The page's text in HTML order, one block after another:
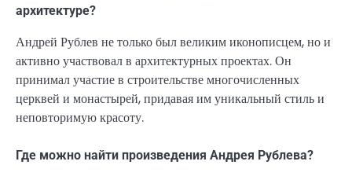
архитектуре?
Андрей Рублев не только был великим иконописцем, но и
активно участвовал в архитектурных проектах. Он
принимал участие в строительстве многочисленных
церквей и монастырей, придавая им уникальный стиль и
неповторимую красоту.
Где можно найти произведения Андрея Рублева?